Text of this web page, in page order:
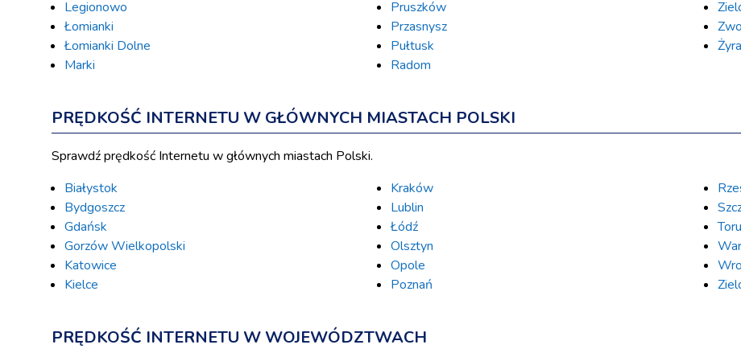
Legionowo
Łomianki
Łomianki Dolne
Marki
Pruszków
Przasnysz
Pułtusk
Radom
PRĘDKOŚĆ INTERNETU W GŁÓWNYCH MIASTACH POLSKI
Sprawdź prędkość Internetu w głównych miastach Polski.
Białystok
Bydgoszcz
Gdańsk
Gorzów Wielkopolski
Katowice
Kielce
Kraków
Lublin
Łódź
Olsztyn
Opole
Poznań
PRĘDKOŚĆ INTERNETU W WOJEWÓDZTWACH